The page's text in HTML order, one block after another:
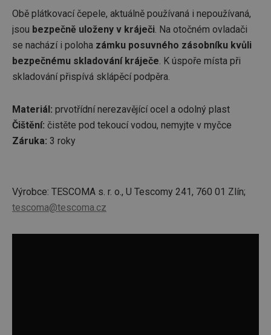
Obě plátkovací čepele, aktuálně používaná i nepoužívaná,
jsou bezpečně uloženy v kráječi. Na otočném ovladači
se nachází i poloha zámku posuvného zásobníku kvůli
bezpečnému skladování kráječe. K úspoře místa při
skladování přispívá sklápěcí podpěra.
Materiál: prvotřídní nerezavějící ocel a odolný plast
Čištění: čistěte pod tekoucí vodou, nemyjte v myčce
Záruka: 3 roky
Výrobce: TESCOMA s. r. o., U Tescomy 241, 760 01 Zlín;
tescoma@tescoma.cz